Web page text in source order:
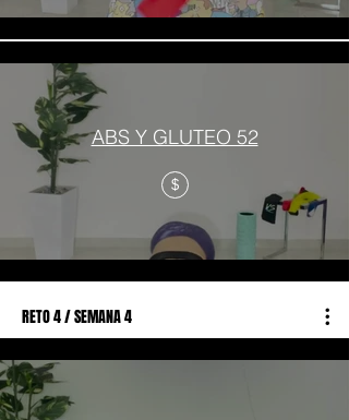
ABS Y GLUTEO 52
$
RETO 4 / SEMANA 4